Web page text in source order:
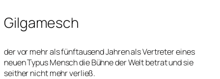
Gilgamesch
der vor mehr als fünftausend Jahren als Vertreter eines
neuen Typus Mensch die Bühne der Welt betrat und sie
seither nicht mehr verließ.